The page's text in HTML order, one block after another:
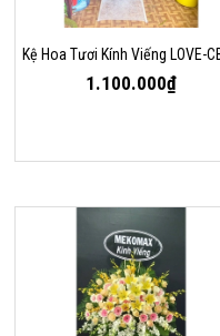
Kệ Hoa Tươi Kính Viếng LOVE-
1.100.000₫